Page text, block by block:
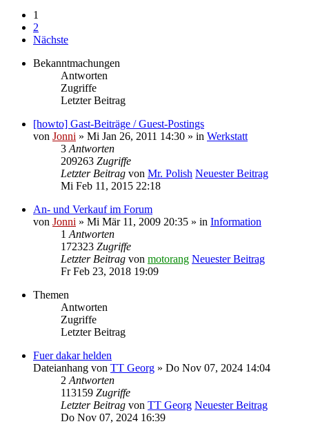
1
2
Nächste
Bekanntmachungen
Antworten
Zugriffe
Letzter Beitrag
[howto] Gast-Beiträge / Guest-Postings
von Jonni » Mi Jan 26, 2011 14:30 » in Werkstatt
3 Antworten
209263 Zugriffe
Letzter Beitrag von Mr. Polish Neuester Beitrag
Mi Feb 11, 2015 22:18
An- und Verkauf im Forum
von Jonni » Mi Mär 11, 2009 20:35 » in Information
1 Antworten
172323 Zugriffe
Letzter Beitrag von motorang Neuester Beitrag
Fr Feb 23, 2018 19:09
Themen
Antworten
Zugriffe
Letzter Beitrag
Fuer dakar helden
Dateianhang von TT Georg » Do Nov 07, 2024 14:04
2 Antworten
113159 Zugriffe
Letzter Beitrag von TT Georg Neuester Beitrag
Do Nov 07, 2024 16:39